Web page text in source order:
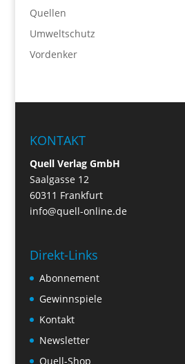
Quellen
Umweltschutz
Vordenker
KONTAKT
Quell Verlag GmbH
Saalgasse 12
60311 Frankfurt
info@quell-online.de
Direkt-Links
Abonnement
Gewinnspiele
Kontakt
Newsletter
Quell-Shop